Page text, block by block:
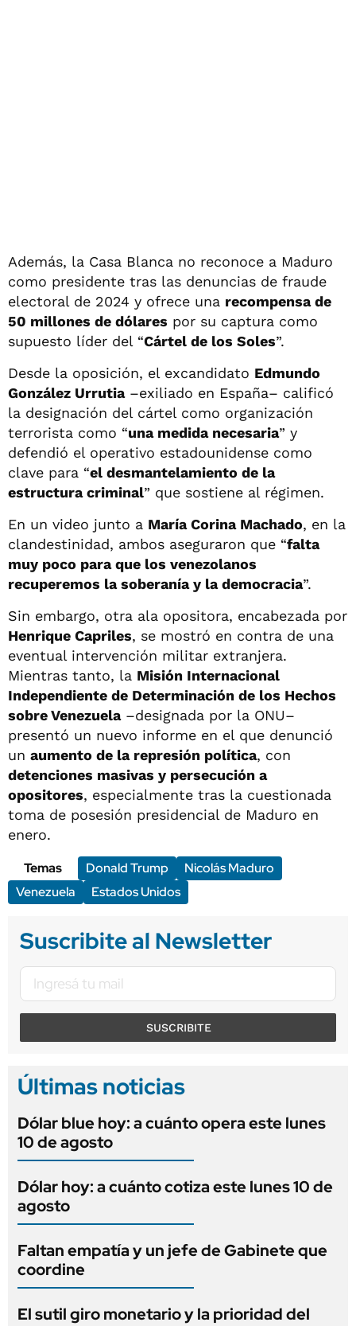
Además, la Casa Blanca no reconoce a Maduro
como presidente tras las denuncias de fraude
electoral de 2024 y ofrece una recompensa de
50 millones de dólares por su captura como
supuesto líder del “Cártel de los Soles”.
Desde la oposición, el excandidato Edmundo
González Urrutia–exiliado en España– calificó
la designación del cártel como organización
terrorista como “una medida necesaria” y
defendió el operativo estadounidense como
clave para “el desmantelamiento de la
estructura criminal” que sostiene al régimen.
En un video junto a María Corina Machado, en la
clandestinidad, ambos aseguraron que “falta
muy poco para que los venezolanos
recuperemos la soberanía y la democracia”.
Sin embargo, otra ala opositora, encabezada por
Henrique Capriles, se mostró en contra de una
eventual intervención militar extranjera.
Mientras tanto, la Misión Internacional
Independiente de Determinación de los Hechos
sobre Venezuela–designada por la ONU–
presentó un nuevo informe en el que denunció
un aumento de la represión política, con
detenciones masivas y persecución a
opositores, especialmente tras la cuestionada
toma de posesión presidencial de Maduro en
enero.
Temas
Donald Trump
Nicolás Maduro
Venezuela
Estados Unidos
Suscribite al Newsletter
SUSCRIBITE
Últimas noticias
Dólar blue hoy: a cuánto opera este lunes
10 de agosto
Dólar hoy: a cuánto cotiza este lunes 10 de
agosto
Faltan empatía y un jefe de Gabinete que
coordine
El sutil giro monetario y la prioridad del